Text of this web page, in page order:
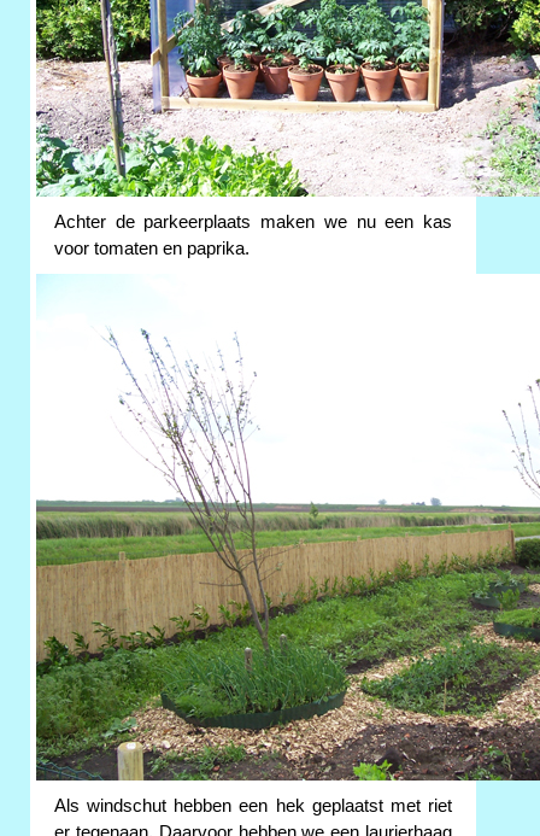
Achter de parkeerplaats maken we nu een kas
voor tomaten en paprika.
Als windschut hebben een hek geplaatst met riet
er tegenaan. Daarvoor hebben we een laurierhaag